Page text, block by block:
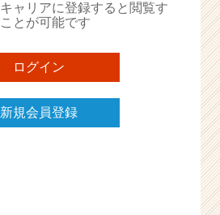
ャリアに登録すると閲覧す
とが可能です
ログイン
新規会員登録